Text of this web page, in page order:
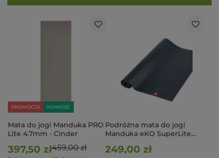
PROMOCJA NOWOŚĆ
Mata do jogi Manduka PRO
Lite 4.7mm - Cinder
397,50 zł459,00 zł
Podróżna mata do jogi
Manduka eKO SuperLite
200cm
249,00 zł